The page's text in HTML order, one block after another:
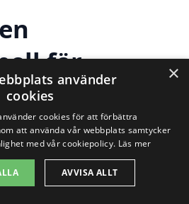
för
fönster i
nära
×
använder
cookies
cookies för att förbättra
att använda vår webbplats samtycker
med vår cookiepolicy. Läs mer
AVVISA ALLT